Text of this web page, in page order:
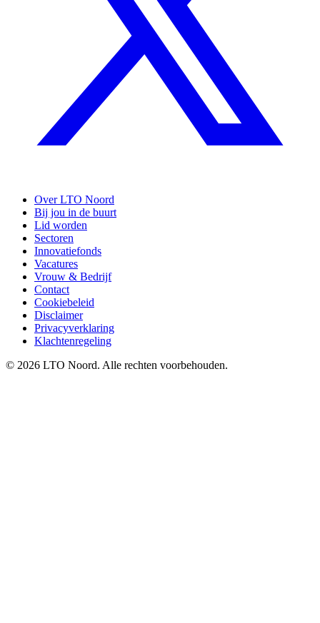
Over LTO Noord
Bij jou in de buurt
Lid worden
Sectoren
Innovatiefonds
Vacatures
Vrouw & Bedrijf
Contact
Cookiebeleid
Disclaimer
Privacyverklaring
Klachtenregeling
© 2026 LTO Noord. Alle rechten voorbehouden.